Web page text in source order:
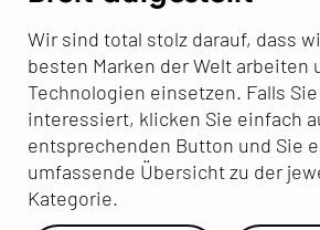
Wir sind total stolz darauf, dass
besten Marken der Welt arbeiten
Technologien einsetzen. Falls
interessiert, klicken Sie einfach
entsprechenden Button und Sie
umfassende Übersicht zu der
Kategorie.